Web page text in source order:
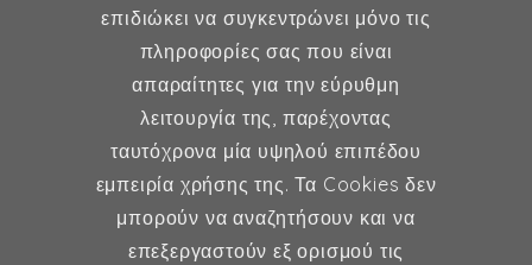
MD, MSc, FMH
Μαιευτήρας - Χειρουργός
Γυναικολόγος
Μέλος ESHRE, ISA, FMH
επιδιώκει να συγκεντρώνει μόνο τις
πληροφορίες σας που είναι
απαραίτητες για την εύρυθμη
λειτουργία της, παρέχοντας
ταυτόχρονα μία υψηλού επιπέδου
εμπειρία χρήσης της. Τα Cookies δεν
μπορούν να αναζητήσουν και να
επεξεργαστούν εξ ορισμού τις